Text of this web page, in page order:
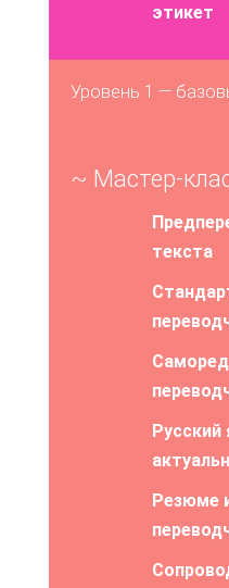
этикет
Уровень 1 —
~ Мастер-
текста
Русский
Резюме